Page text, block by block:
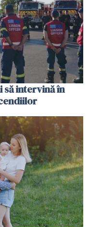
intervină în